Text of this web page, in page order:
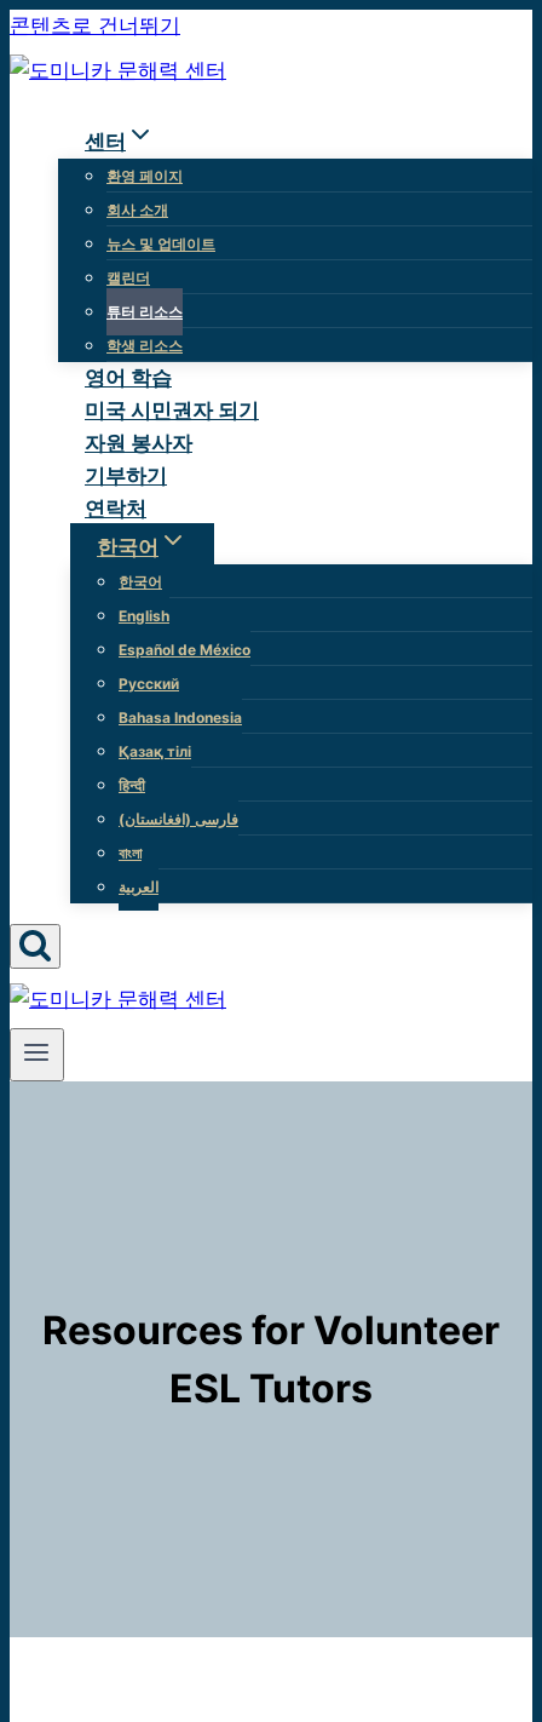
콘텐츠로 건너뛰기
센터
환영 페이지
회사 소개
뉴스 및 업데이트
캘린더
튜터 리소스
학생 리소스
영어 학습
미국 시민권자 되기
자원 봉사자
기부하기
연락처
한국어
한국어
English
Español de México
Русский
Bahasa Indonesia
Қазақ тілі
हिन्दी
(فارسی (افغانستان
বাংলা
العربية
Resources for Volunteer
ESL Tutors